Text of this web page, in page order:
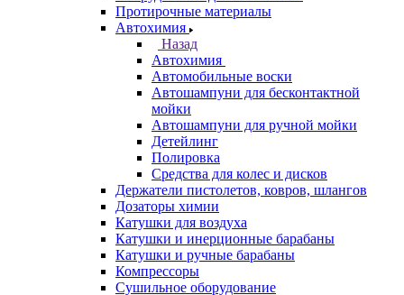
Протирочные материалы
Автохимия
Назад
Автохимия
Автомобильные воски
Автошампуни для бесконтактной
мойки
Автошампуни для ручной мойки
Детейлинг
Полировка
Средства для колес и дисков
Держатели пистолетов, ковров, шлангов
Дозаторы химии
Катушки для воздуха
Катушки и инерционные барабаны
Катушки и ручные барабаны
Компрессоры
Сушильное оборудование